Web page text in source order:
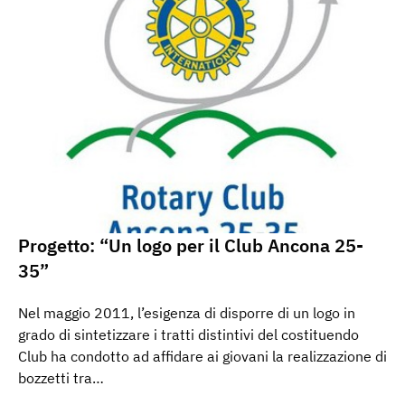
Progetto: “Un logo per il Club Ancona 25-
35”
Nel maggio 2011, l’esigenza di disporre di un logo in
grado di sintetizzare i tratti distintivi del costituendo
Club ha condotto ad affidare ai giovani la realizzazione di
bozzetti tra…